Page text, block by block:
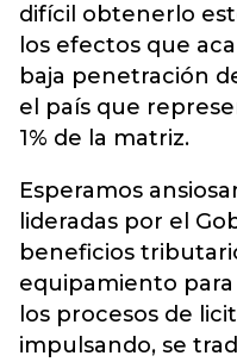
difícil obtenerlo
los efectos que
baja penetración
el país que
1% de la matriz.
Esperamos
lideradas por el
beneficios
equipamiento
los procesos de
impulsando, se